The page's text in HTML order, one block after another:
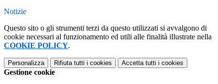
Notizie
Questo sito o gli strumenti terzi da questo utilizzati si avvalgono di
cookie necessari al funzionamento ed utili alle finalità illustrate nella
COOKIE POLICY.
Personalizza Rifiuta tutti i cookies Accetta tutti i cookies
Gestione cookie